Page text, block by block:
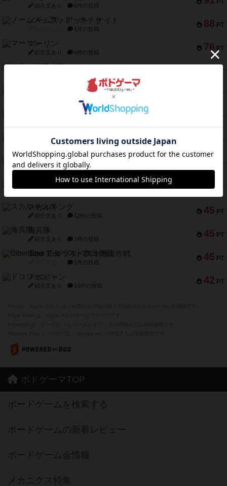
PT
紹介文あり 6件の投稿
88 PT
ノームズ・アット・ナイト
1件の投稿
76 PT
マーリン
紹介文あり 6件の投稿
PT
フラットアイアン
PT
トランスオリエント・エクスプレス
1件の投稿
PT
アンブッシュ！：ムーブアウト！
PT
キャプテン・フリップ：イスラ・ボンバ
紹介文なし 2件の投稿
PT
ガルフストライク
紹介文あり 1件の投稿
45 PT
エコーズ・オブ・タイム
45 PT
スカルキング
紹介文あり 12件の投稿
45 PT
海兵隊
紹介文あり 1件の投稿
45 PT
Bitter End ブタペスト救出作戦
1件の投稿
42 PT
ドコジャン
紹介文あり 10件の投稿
ボドゲーマTOP
ボードゲームを検索する
ボードゲームの新着レビュー
ボードゲーム会情報
メカニクス特集